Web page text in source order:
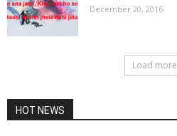
December 20, 2016
Load more
HOT NEWS